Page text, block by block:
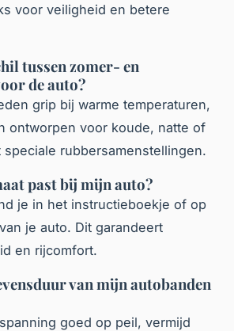
voor veiligheid en betere
tussen zomer- en
de auto?
grip bij warme temperaturen,
ontworpen voor koude, natte of
rubbersamenstellingen.
past bij mijn auto?
je in het instructieboekje of op
je auto. Dit garandeert
en rijcomfort.
van mijn autobanden
goed op peil, vermijd